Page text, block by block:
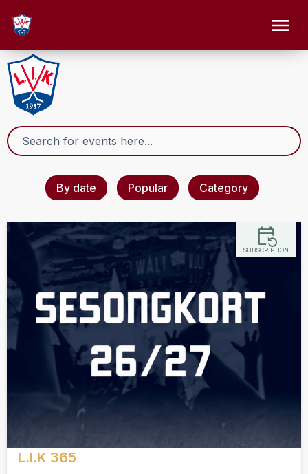
By date Popular Category
L.I.K 365
SUBSCRIPTION